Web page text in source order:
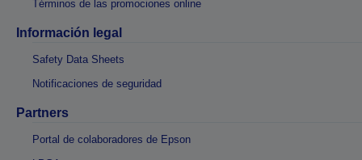
Términos de las promociones online
Información legal
Safety Data Sheets
Notificaciones de seguridad
Partners
Portal de colaboradores de Epson